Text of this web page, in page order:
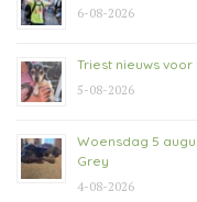
6-08-2026
Triest nieuws voor
5-08-2026
Woensdag 5
Grey
4-08-2026